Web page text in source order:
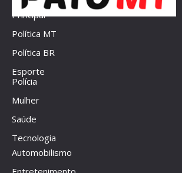
Principal
Política MT
Política BR
Esporte
Polícia
Mulher
Saúde
Tecnologia
Automobilismo